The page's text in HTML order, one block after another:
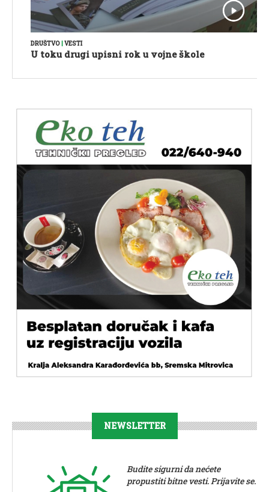
DRUŠTVO VESTI
U toku drugi upisni rok u vojne škole
NEWSLETTER
Budite sigurni da nećete
propustiti bitne vesti. Prijavite se.